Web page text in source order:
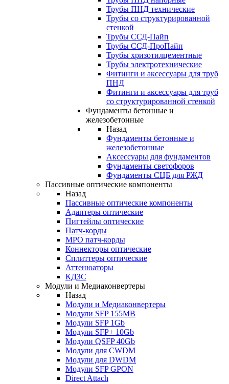
Трубы ПНД технические
Трубы со структурированной
стенкой
Трубы ССД-Пайп
Трубы ССД-ПроПайп
Трубы хризотилцементные
Трубы электротехнические
Фитинги и аксессуары для труб
ПНД
Фитинги и аксессуары для труб
со структурированной стенкой
Фундаменты бетонные и
железобетонные
Назад
Фундаменты бетонные и
железобетонные
Аксессуары для фундаментов
Фундаменты светофоров
Фундаменты СЦБ для РЖД
Пассивные оптические компоненты
Назад
Пассивные оптические компоненты
Адаптеры оптические
Пигтейлы оптические
Патч-корды
MPO патч-корды
Коннекторы оптические
Сплиттеры оптические
Аттенюаторы
КДЗС
Модули и Медиаконвертеры
Назад
Модули и Медиаконвертеры
Модули SFP 155MB
Модули SFP 1Gb
Модули SFP+ 10Gb
Модули QSFP 40Gb
Модули для CWDM
Модули для DWDM
Модули SFP GPON
Direct Attach